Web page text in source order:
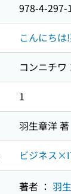
978-4-297-
こんにちは
コンニチワ
1
羽生章洋 著
ビジネス
著者 ： 羽